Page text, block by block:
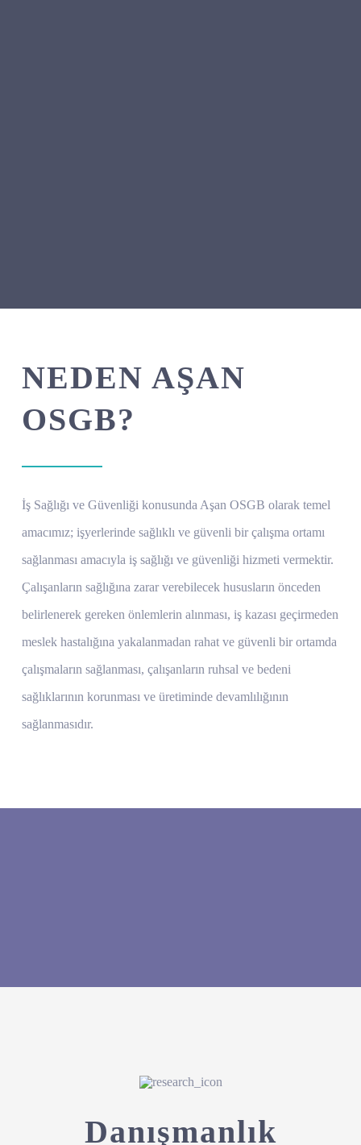
NEDEN AŞAN
OSGB?
İş Sağlığı ve Güvenliği konusunda Aşan OSGB olarak temel
amacımız; işyerlerinde sağlıklı ve güvenli bir çalışma ortamı
sağlanması amacıyla iş sağlığı ve güvenliği hizmeti vermektir.
Çalışanların sağlığına zarar verebilecek hususların önceden
belirlenerek gereken önlemlerin alınması, iş kazası geçirmeden
meslek hastalığına yakalanmadan rahat ve güvenli bir ortamda
çalışmaların sağlanması, çalışanların ruhsal ve bedeni
sağlıklarının korunması ve üretiminde devamlılığının
sağlanmasıdır.
Danışmanlık